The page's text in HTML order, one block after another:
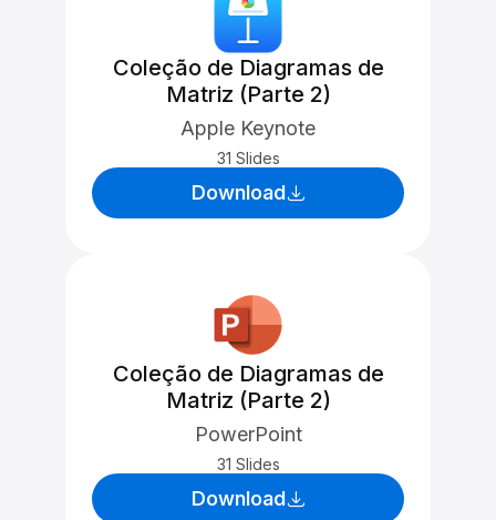
Coleção de Diagramas de
Matriz (Parte 2)
Apple Keynote
31 Slides
Download
Coleção de Diagramas de
Matriz (Parte 2)
PowerPoint
31 Slides
Download